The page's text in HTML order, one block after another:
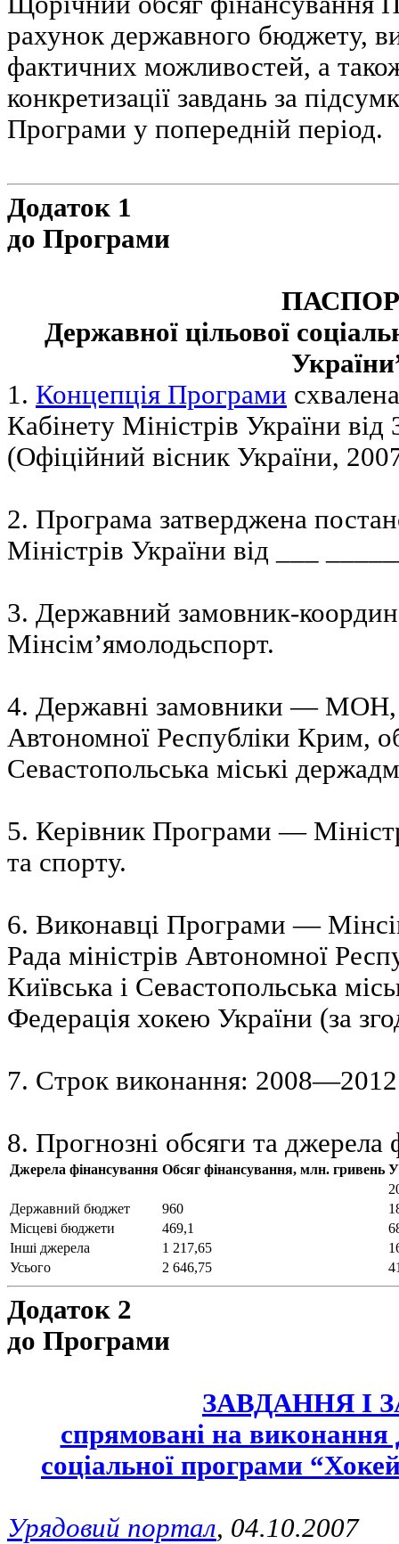
рахунок державного бюджету,
фактичних можливостей, а
конкретизації завдань за
Програми у попередній період.
Додаток 1
до Програми
Державної цільової
1. Концепція Програми
Кабінету Міністрів України
(Офіційний вісник України,
2. Програма затверджена
Міністрів України від ___
3. Державний замовник-
Мінсім’ямолодьспорт.
4. Державні замовники — МОН,
Автономної Республіки Крим,
Севастопольська міські
5. Керівник Програми —
та спорту.
6. Виконавці Програми —
Рада міністрів Автономної
Київська і Севастопольська
Федерація хокею України (за
7. Строк виконання:
8. Прогнозні обсяги та джерела
Джерела фінансування Обсяг фінансування, млн. гривень У
Державний бюджет
960
Місцеві бюджети
469,1
Інші джерела
1 217,65
Усього
2 646,75
Додаток 2
до Програми
ЗАВДАННЯ І
спрямовані на виконання
соціальної програми
Урядовий портал, 04.10.2007